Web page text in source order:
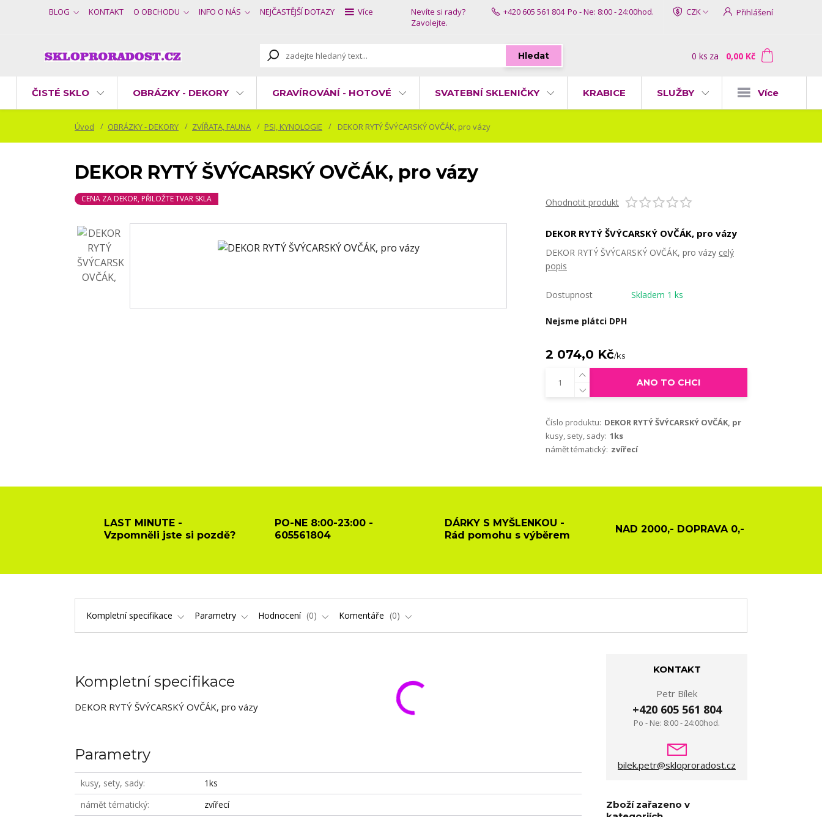
BLOG KONTAKT O OBCHODU INFO O NÁS NEJČASTĚJŠÍ DOTAZY Více CZK Přihlášení
Hledat
Nevíte si rady?
Zavolejte.
+420 605 561 804 Po - Ne: 8:00 - 24:00hod.
0 ks za 0,00 Kč
ČISTÉ SKLO OBRÁZKY - DEKORY GRAVÍROVÁNÍ - HOTOVÉ SVATEBNÍ SKLENIČKY KRABICE SLUŽBY Více
Úvod OBRÁZKY - DEKORY ZVÍŘATA, FAUNA PSI, KYNOLOGIE DEKOR RYTÝ ŠVÝCARSKÝ OVČÁK, pro vázy
DEKOR RYTÝ ŠVÝCARSKÝ OVČÁK, pro vázy
CENA ZA DEKOR, PŘILOŽTE TVAR SKLA Ohodnotit produkt
DEKOR RYTÝ ŠVÝCARSKÝ OVČÁK, pro vázy
DEKOR RYTÝ ŠVÝCARSKÝ OVČÁK, pro vázy celý
popis
Dostupnost Skladem 1 ks
Nejsme plátci DPH
2 074,0 Kč/ks
ANO TO CHCI
Číslo produktu: DEKOR RYTÝ ŠVÝCARSKÝ OVČÁK, pr
kusy, sety, sady: 1ks
námět tématický: zvířecí
LAST MINUTE -
Vzpomněli jste si pozdě?
PO-NE 8:00-23:00 -
605561804
DÁRKY S MYŠLENKOU -
Rád pomohu s výběrem
NAD 2000,- DOPRAVA 0,-
Kompletní specifikace Parametry Hodnocení 0 Komentáře 0
Kompletní specifikace
DEKOR RYTÝ ŠVÝCARSKÝ OVČÁK, pro vázy
Parametry
kusy, sety, sady
1ks
námět tématický
zvířecí
KONTAKT
Petr Bílek
+420 605 561 804
Po - Ne: 8:00 - 24:00hod.
bilek.petr@skloproradost.cz
Zboží zařazeno v